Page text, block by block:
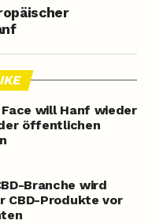
Face will Hanf wieder
öffentlichen
Branche wird
CBD-Produkte vor